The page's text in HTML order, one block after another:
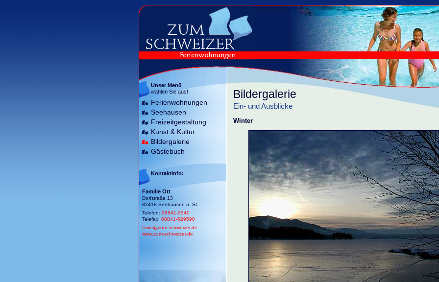
Unser Menü
wählen Sie aus!
Ferienwohnungen
Seehausen
Freizeitgestaltung
Kunst & Kultur
Bildergalerie
Gästebuch
Kontaktinfo:
Familie Ott
Dorfstraße 13
82418 Seehausen a. St.
Telefon:08841-2540
Telefax:08841-629590
fewo@zum-schweizer.de
www.zum-schweizer.de
Bildergalerie
Ein- und Ausblicke
Winter